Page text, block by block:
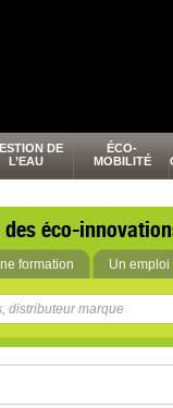
DE
L’EAU
ÉCO-
MOBILITÉ
éco-
formation Un emploi